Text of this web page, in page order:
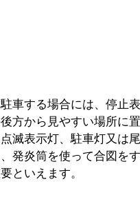
車する場合には、停止
方から見やすい場所に
滅表示灯、駐車灯又は
発炎筒を使って合図を
といえます。